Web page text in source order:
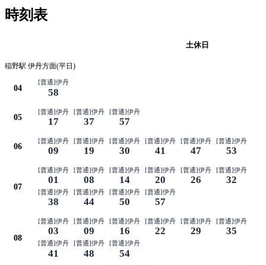
時刻表
土休日
稲野駅 伊丹方面(平日)
04
[普通]伊丹
58
05
[普通]伊丹
17
[普通]伊丹
37
[普通]伊丹
57
06
[普通]伊丹
09
[普通]伊丹
19
[普通]伊丹
30
[普通]伊丹
41
[普通]伊丹
47
[普通]伊丹
53
07
[普通]伊丹
01
[普通]伊丹
08
[普通]伊丹
14
[普通]伊丹
20
[普通]伊丹
26
[普通]伊丹
32
[普通]伊丹
38
[普通]伊丹
44
[普通]伊丹
50
[普通]伊丹
57
08
[普通]伊丹
03
[普通]伊丹
09
[普通]伊丹
16
[普通]伊丹
22
[普通]伊丹
29
[普通]伊丹
35
[普通]伊丹
41
[普通]伊丹
48
[普通]伊丹
54